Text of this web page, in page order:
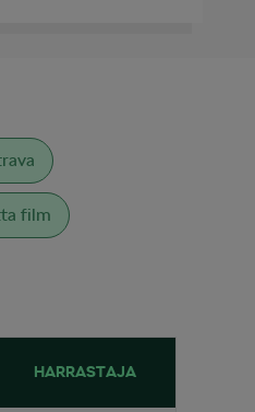
film
HARRASTAJA